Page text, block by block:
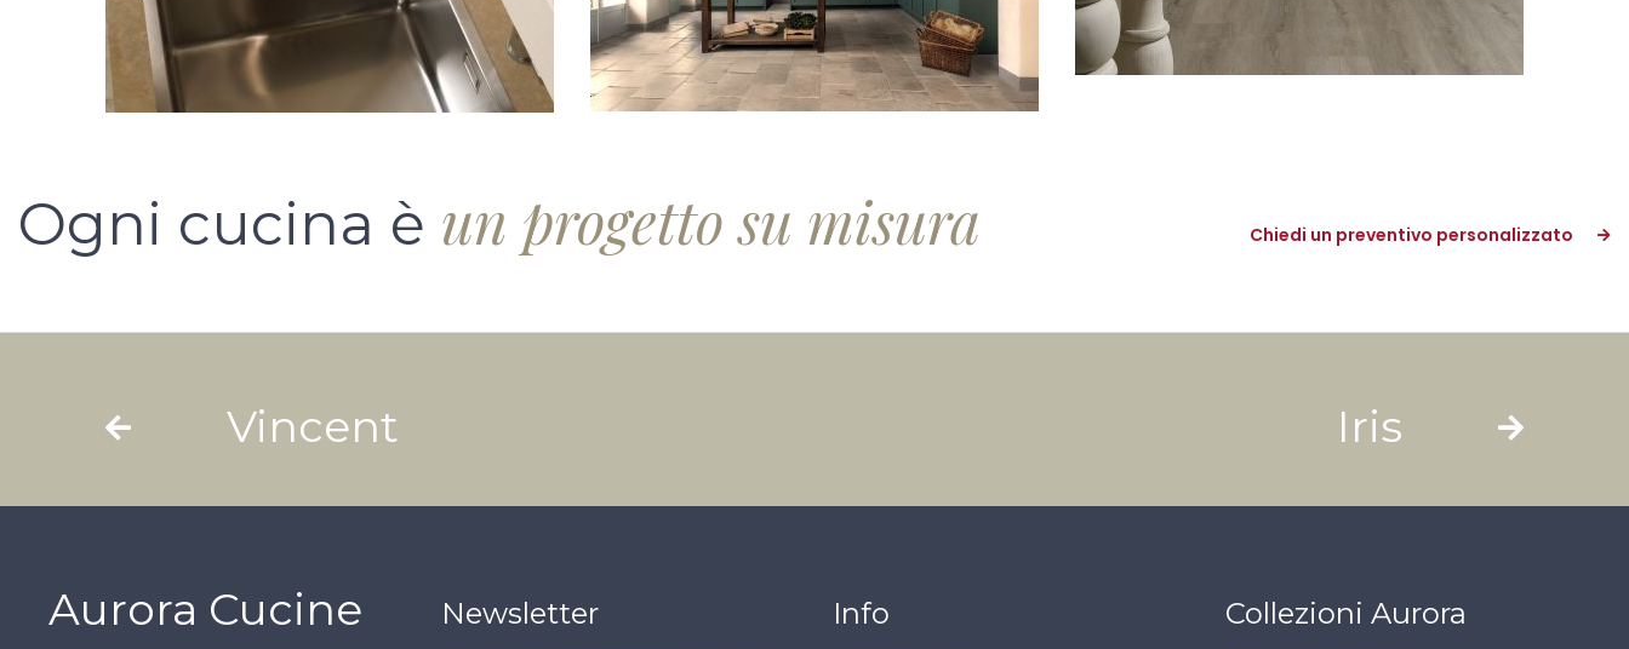
Ogni cucina è un progetto su misura Chiedi un preventivo personalizzato
Vincent Iris
Aurora Cucine Newsletter Info Collezioni Aurora